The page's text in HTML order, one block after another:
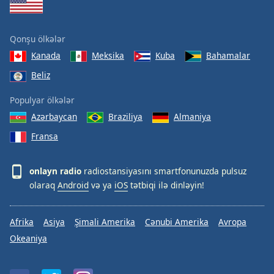
Qonşu ölkələr
Kanada
Meksika Kuba
Bahamalar
Beliz
Populyar ölkələr
Azərbaycan
Braziliya
Almaniya
Fransa
onlayn radio radiostansiyasını smartfonunuzda pulsuz
olaraq Android və ya iOS tətbiqi ilə dinləyin!
Afrika Asiya Şimali Amerika Cənubi Amerika
Avropa
Okeaniya